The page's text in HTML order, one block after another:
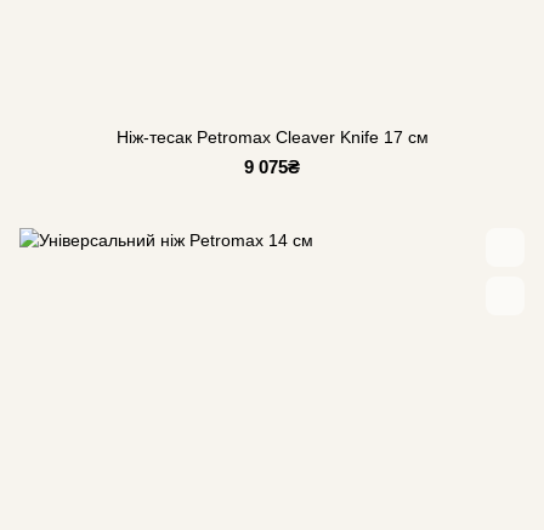
Ніж-тесак Petromax Cleaver Knife 17 см
9 075₴